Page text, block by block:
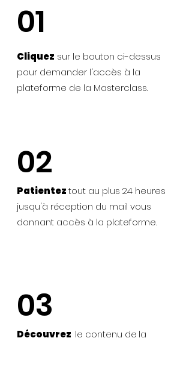
01
Cliquez sur le bouton ci-dessus
pour demander l'accès à la
plateforme de la Masterclass.
02
Patienteztout au plus 24 heures
jusqu'à réception du mail vous
donnant accès à la plateforme.
03
Découvrez le contenu de la